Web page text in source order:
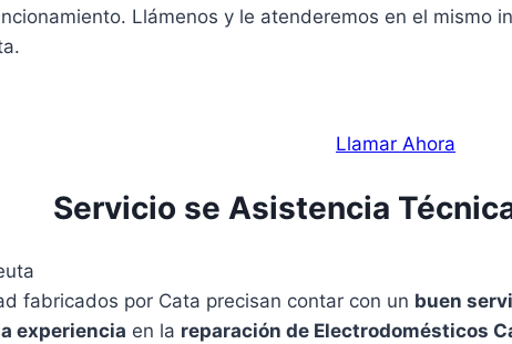
Llámenos y le atenderemos en el mismo
Llamar Ahora
Servicio se Asistencia
fabricados por Cata precisan contar con un buen
experiencia en la reparación de Electrodomésticos